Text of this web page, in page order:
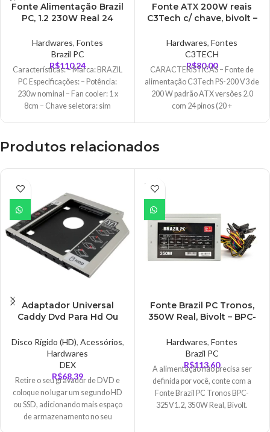
Fonte Alimentação Brazil
PC, 1.2 230W Real 24
Caixa – BPC-230V
Hardwares, Fontes
Brazil PC
R$110,24
Características: – Marca: BRAZIL
PC Especificações: – Potência:
230w nominal – Fan cooler: 1 x
8cm – Chave seletora: sim
Fonte ATX 200W reais
C3Tech c/ chave, bivolt –
Hardwares, Fontes
C3TECH
R$80,00
CARACTERÍSTICAS – Fonte de
alimentação C3Tech PS-200 V3 de
200 W padrão ATX versões 2.0
com 24 pinos (20 +
Produtos relacionados
Adaptador Universal
Caddy Dvd Para Hd Ou
Disco Rígido (HD), Acessórios,
Hardwares
DEX
R$68,39
Retire o seu gravador de DVD e
coloque no lugar um segundo HD
ou SSD, adicionando mais espaço
de armazenamento no seu
ESGO
TADO
Fonte Brazil PC Tronos,
350W Real, Bivolt – BPC-
Hardwares, Fontes
Brazil PC
R$113,60
A alimentação não precisa ser
definida por você, conte com a
Fonte Brazil PC Tronos BPC-
325V1.2, 350W Real, Bivolt.